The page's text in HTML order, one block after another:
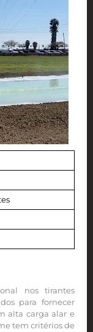
nos tirantes
para fornecer
alta carga alar e
tem critérios de